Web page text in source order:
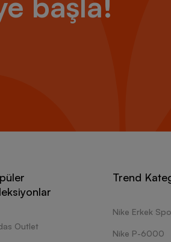
Outlet
Trend
Nike Erkek
Nike P-6000